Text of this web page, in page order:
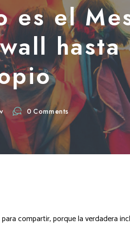
es el
0 Comments
compartir, porque la verdadera